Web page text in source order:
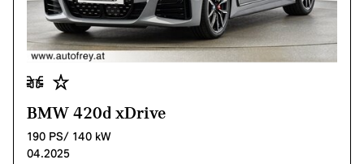
BMW 420d xDrive
190 PS/ 140 kW
04.2025